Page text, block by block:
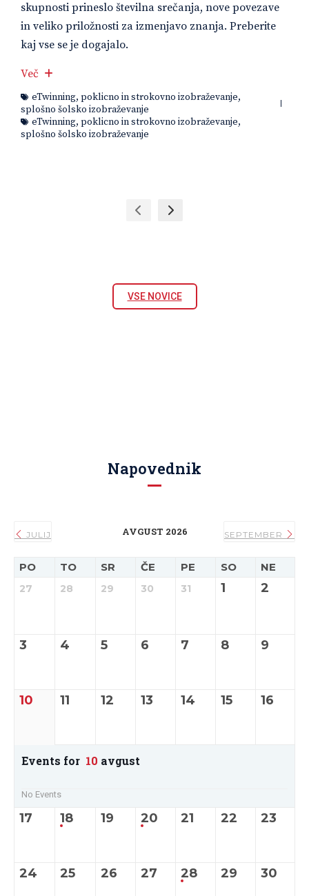
skupnosti prineslo številna srečanja, nove povezave
in veliko priložnosti za izmenjavo znanja. Preberite
kaj vse se je dogajalo.
Več
eTwinning, poklicno in strokovno izobraževanje,
splošno šolsko izobraževanje
eTwinning, poklicno in strokovno izobraževanje,
splošno šolsko izobraževanje
VSE NOVICE
Napovednik
JULIJ AVGUST 2026 SEPTEMBER
PO TO SR ČE PE SO NE
27 28 29 30 31 1 2
3 4 5 6 7 8 9
10 11 12 13 14 15 16
Events for 10 avgust
No Events
17 18 19 20 21 22 23
24 25 26 27 28 29 30